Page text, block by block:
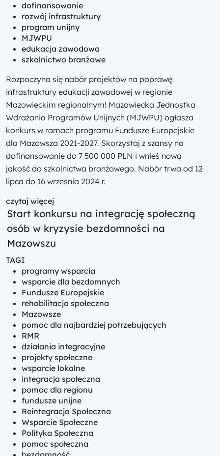
dofinansowanie
rozwój infrastruktury
program unijny
MJWPU
edukacja zawodowa
szkolnictwo branżowe
Rozpoczyna się nabór projektów na poprawę
infrastruktury edukacji zawodowej w regionie
Mazowieckim regionalnym! Mazowiecka Jednostka
Wdrażania Programów Unijnych (MJWPU) ogłasza
konkurs w ramach programu Fundusze Europejskie
dla Mazowsza 2021-2027. Skorzystaj z szansy na
dofinansowanie do 7 500 000 PLN i wnieś nową
jakość do szkolnictwa branżowego. Nabór trwa od 12
lipca do 16 września 2024 r.
czytaj więcej
Start konkursu na integrację społeczną
osób w kryzysie bezdomności na
Mazowszu
TAGI
programy wsparcia
wsparcie dla bezdomnych
Fundusze Europejskie
rehabilitacja społeczna
Mazowsze
pomoc dla najbardziej potrzebujących
RMR
działania integracyjne
projekty społeczne
wsparcie lokalne
integracja społeczna
pomoc dla regionu
fundusze unijne
Reintegracja Społeczna
Wsparcie Społeczne
Polityka Społeczna
pomoc społeczna